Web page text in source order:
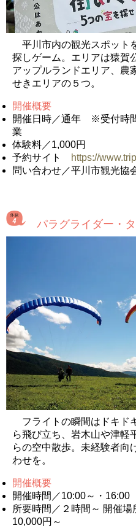
平川市内の観光スポット
探しゲーム。エリアは猿賀
アップルランドエリア、農
せきエリアの５つ。
開催概要
開催日時／通年 ※受付時
業
体験料／1,000円
予約サイト
https://
問い合わせ／平川市観光
パラグライダー・
フライトの瞬間はドキド
ら飛び立ち、岩木山や津軽
らの空中散歩。未経験者向
わせを。
開催概要
開催時間／10:00～・
所要時間／２時間～ 開催
10,000円～